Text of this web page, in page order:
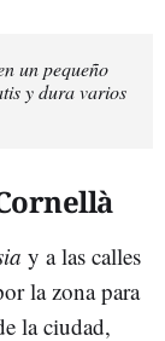
un pequeño
y dura varios
y a las calles
la zona para
la ciudad,